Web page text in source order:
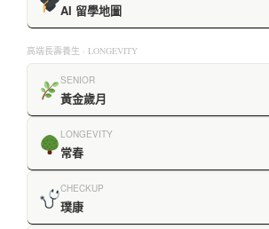
AI 留學地圖
高端長壽養生 · LONGEVITY
SENIOR
黃金歲月
LONGEVITY
常春
CHECKUP
璞康